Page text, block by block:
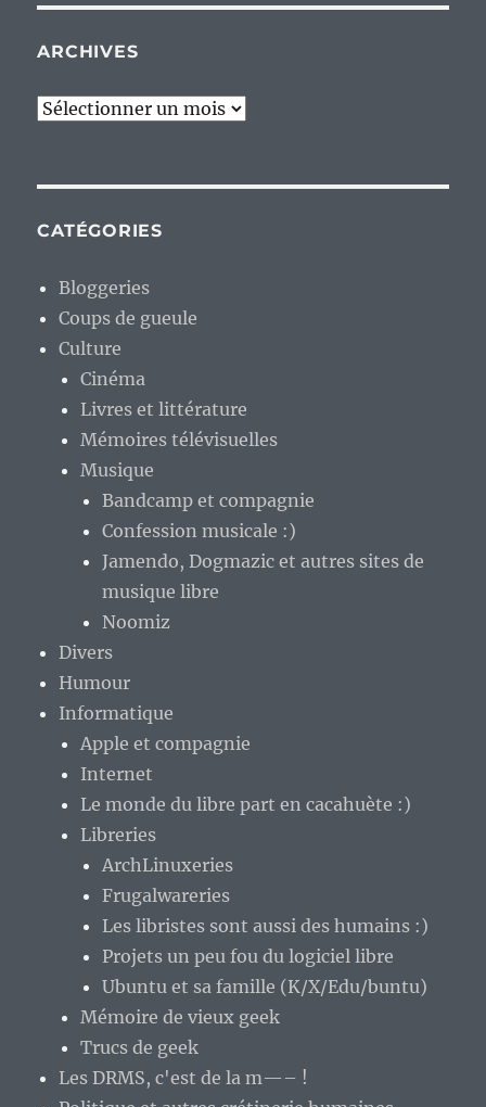
ARCHIVES
Archives
CATÉGORIES
Bloggeries
Coups de gueule
Culture
Cinéma
Livres et littérature
Mémoires télévisuelles
Musique
Bandcamp et compagnie
Confession musicale :)
Jamendo, Dogmazic et autres sites de
musique libre
Noomiz
Divers
Humour
Informatique
Apple et compagnie
Internet
Le monde du libre part en cacahuète :)
Libreries
ArchLinuxeries
Frugalwareries
Les libristes sont aussi des humains :)
Projets un peu fou du logiciel libre
Ubuntu et sa famille (K/X/Edu/buntu)
Mémoire de vieux geek
Trucs de geek
Les DRMS, c'est de la m—– !